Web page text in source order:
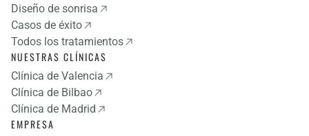
Diseño de sonrisa
Casos de éxito
Todos los tratamientos
NUESTRAS CLÍNICAS
Clínica de Valencia
Clínica de Bilbao
Clínica de Madrid
EMPRESA